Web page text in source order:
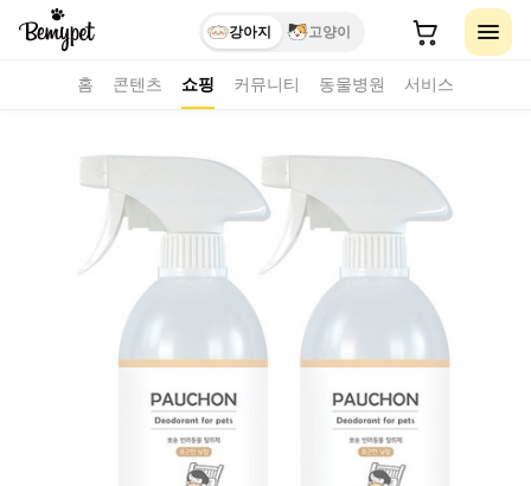
강아지 고양이
홈 콘텐츠 쇼핑 커뮤니티 동물병원 서비스